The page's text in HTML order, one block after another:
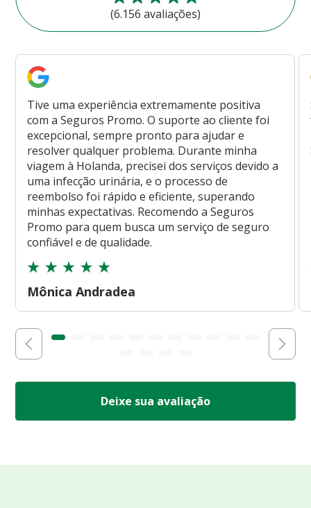
(6.156 avaliações)
Tive uma experiência extremamente positiva
com a Seguros Promo. O suporte ao cliente foi
excepcional, sempre pronto para ajudar e
resolver qualquer problema. Durante minha
viagem à Holanda, precisei dos serviços devido a
uma infecção urinária, e o processo de
reembolso foi rápido e eficiente, superando
minhas expectativas. Recomendo a Seguros
Promo para quem busca um serviço de seguro
confiável e de qualidade.
Mônica Andradea
Deixe sua avaliação